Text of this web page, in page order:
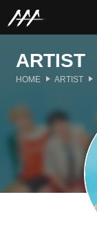
ARTIST
HOME ARTIST